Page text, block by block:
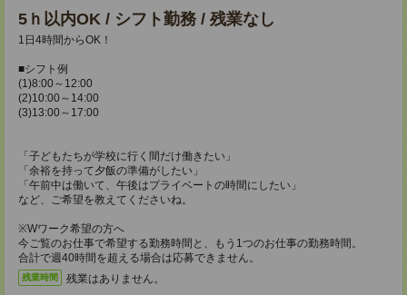
5ｈ以内OK / シフト勤務 / 残業なし
1日4時間からOK！
■シフト例
(1)8:00～12:00
(2)10:00～14:00
(3)13:00～17:00
「子どもたちが学校に行く間だけ働きたい」
「余裕を持って夕飯の準備がしたい」
「午前中は働いて、午後はプライベートの時間にしたい」
など、ご希望を教えてくださいね。
※Wワーク希望の方へ
今ご覧のお仕事で希望する勤務時間と、もう1つのお仕事の勤務時間。
合計で週40時間を超える場合は応募できません。
残業時間 残業はありません。